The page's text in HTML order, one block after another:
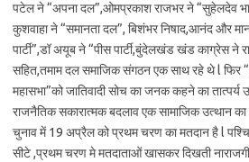
पटेल ने “अपना दल”,ओमप्रकाश राजभर ने “सुहेलदेव
कुशवाहा ने “समानता दल”, बिशंभर निषाद,आनंद और
पार्टी”,डॉ अयूब ने “पीस पार्टी,बुंदेलखंड खंड काग्रेस ने
सहित,तमाम दल समाजिक संगठन एक साथ रहे थे l फिर
महासभा”को जातिवादी सोच का जनक कहने का
राजनैतिक सकारात्मक बदलाव एक सामाजिक उत्थान
चुनाव में 19 अप्रैल को प्रथम चरण का मतदान है l
सीटे ,प्रथम चरण मे मतदाताओं खासकर दिखती